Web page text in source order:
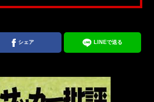
シェア LINEで送る